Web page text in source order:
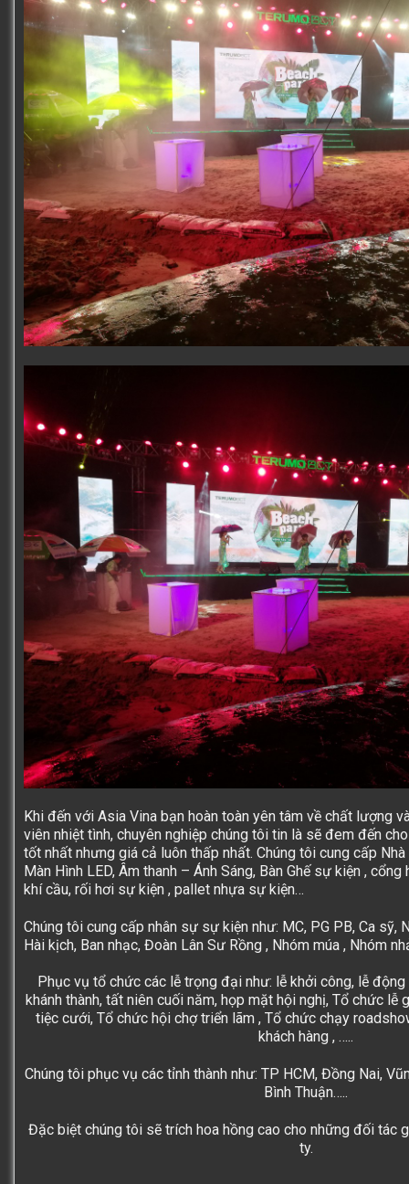
Khi đến với Asia Vina bạn hoàn toàn yên tâm về chất lượng
viên nhiệt tình, chuyên nghiệp chúng tôi tin là sẽ đem đến
tốt nhất nhưng giá cả luôn thấp nhất. Chúng tôi cung cấp
Màn Hình LED, Âm thanh – Ánh Sáng, Bàn Ghế sự kiện ,
khí cầu, rối hơi sự kiện , pallet nhựa sự kiện…
Chúng tôi cung cấp nhân sự sự kiện như: MC, PG PB, Ca sỹ,
Hài kịch, Ban nhạc, Đoàn Lân Sư Rồng , Nhóm múa , Nhóm
Phục vụ tổ chức các lễ trọng đại như: lễ khởi công, lễ
khánh thành, tất niên cuối năm, họp mặt hội nghị, Tổ chức lễ
tiệc cưới, Tổ chức hội chợ triển lãm , Tổ chức chạy
khách hàng , …..
Chúng tôi phục vụ các tỉnh thành như: TP HCM, Đồng Nai,
Bình Thuận…..
Đặc biệt chúng tôi sẽ trích hoa hồng cao cho những đối tác
ty.